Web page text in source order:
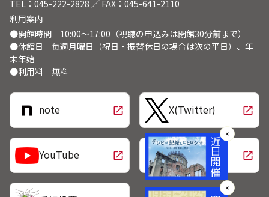
TEL：045-222-2828 ／ FAX：045-641-2110
利用案内
●開館時間 10:00～17:00（視聴の申込みは閉館30分前まで）
●休館日 毎週月曜日（祝日・振替休日の場合は次の平日）、年
末年始
●利用料 無料
note open_in_new X(Twitter) open_in_new
YouTube open_in_new LINE open_in_new
✕
✕